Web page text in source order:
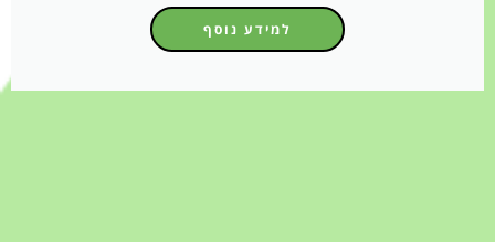
למידע נוסף